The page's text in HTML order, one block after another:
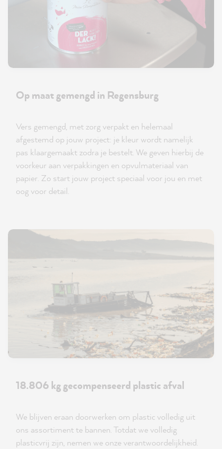
Op maat gemengd in Regensburg
Vers gemengd, met zorg verpakt en helemaal
afgestemd op jouw project: je kleur wordt namelijk
pas klaargemaakt zodra je bestelt. We geven hierbij de
voorkeur aan verpakkingen en opvulmateriaal van
papier. Zo start jouw project speciaal voor jou en met
oog voor detail.
18.806 kg gecompenseerd plastic afval
We blijven eraan doorwerken om plastic volledig uit
ons assortiment te bannen. Totdat we volledig
plasticvrij zijn, nemen we onze verantwoordelijkheid.